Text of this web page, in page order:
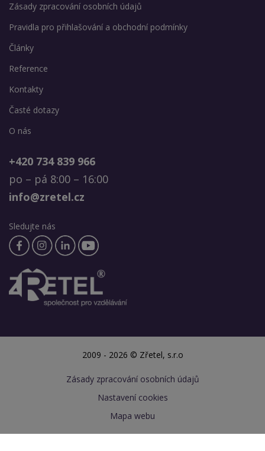
Zásady zpracování osobních údajů
Pravidla pro přihlašování a obchodní podmínky
Články
Reference
Kontakty
Časté dotazy
O nás
+420 734 839 966
po – pá 8:00 – 16:00
info@zretel.cz
Sledujte nás
2009 - 2026 © Zřetel, s.r.o
Zásady zpracování osobních údajů
Nastavení cookies
Mapa webu